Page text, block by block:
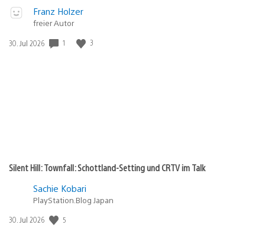
Veröffentlicht
Gewinnspiel
Franz Holzer
freier Autor
Veröffentlichungsdatum:
30. Jul 2026 1 3
Silent Hill: Townfall: Schottland-Setting und CRTV im Talk
Sachie Kobari
PlayStation.Blog Japan
Veröffentlichungsdatum:
30. Jul 2026 5